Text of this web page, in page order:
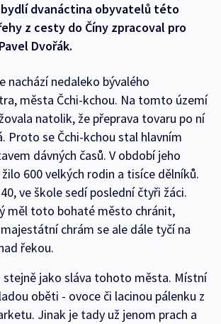
dvanáctina obyvatelů této
z cesty do Číny zpracoval pro
Dvořák.
nachází nedaleko bývalého
města Čchi-kchou. Na tomto území
natolik, že přeprava tovaru po ní
Proto se Čchi-kchou stal hlavním
dávných časů. V období jeho
600 velkých rodin a tisíce dělníků.
ve škole sedí poslední čtyři žáci.
měl toto bohaté město chránit,
chrám se ale dále tyčí na
řekou.
stejně jako sláva tohoto města. Místní
oběti - ovoce či lacinou pálenku z
Jinak je tady už jenom prach a